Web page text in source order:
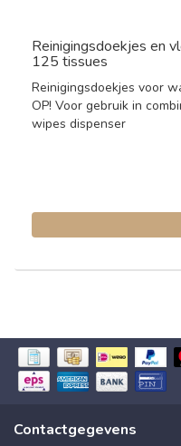
Reinigingsdoekjes en
125 tissues
Reinigingsdoekjes voor
OP! Voor gebruik in
wipes dispenser
Contactgegevens